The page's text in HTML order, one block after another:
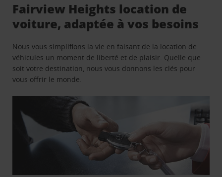
Fairview Heights location de
voiture, adaptée à vos besoins
Nous vous simplifions la vie en faisant de la location de
véhicules un moment de liberté et de plaisir. Quelle que
soit votre destination, nous vous donnons les clés pour
vous offrir le monde.